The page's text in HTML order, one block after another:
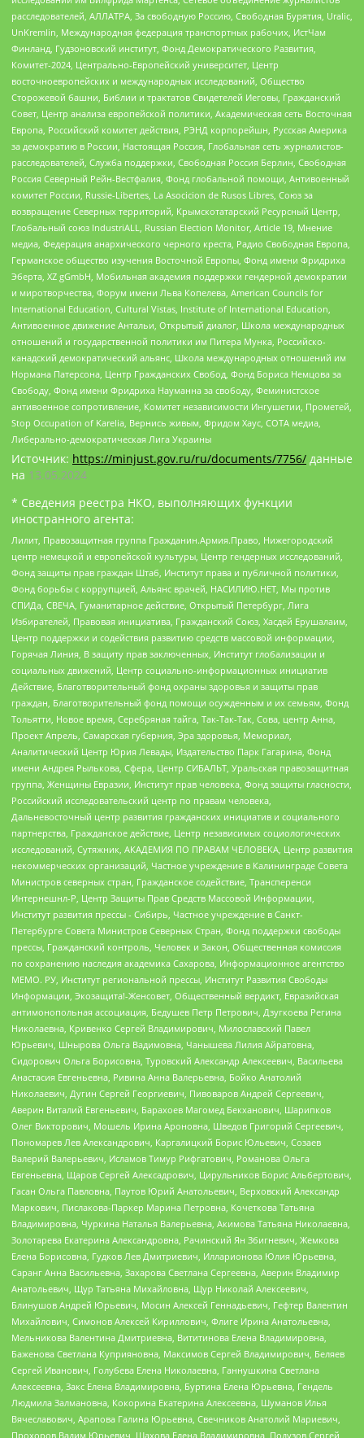
расследователей, АЛЛАТРА, За свободную Россию, Свободная Бурятия, Uralic,
UnKremlin, Международная федерация транспортных рабочих, ИстЧам
Финланд, Гудзоновский институт, Фонд Демократического Развития,
Комитет-2024, Центрально-Европейский университет, Центр
восточноевропейских и международных исследований, Общество
Сторожевой башни, Библии и трактатов Свидетелей Иеговы, Гражданский
Совет, Центр анализа европейской политики, Академическая сеть Восточная
Европа, Российский комитет действия, РЭНД корпорейшн, Русская Америка
за демократию в России, Настоящая Россия, Глобальная сеть журналистов-
расследователей, Служба поддержки, Свободная Россия Берлин, Свободная
Россия Северный Рейн-Вестфалия, Фонд глобальной помощи, Антивоенный
комитет России, Russie-Libertes, La Asocicion de Rusos Libres, Союз за
возвращение Северных территорий, Крымскотатарский Ресурсный Центр,
Глобальный союз IndustriALL, Russian Election Monitor, Article 19, Мнение
медиа, Федерация анархического черного креста, Радио Свободная Европа,
Германское общество изучения Восточной Европы, Фонд имени Фридриха
Эберта, XZ gGmbH, Мобильная академия поддержки гендерной демократии
и миротворчества, Форум имени Льва Копелева, American Councils for
International Education, Cultural Vistas, Institute of International Education,
Антивоенное движение Антальи, Открытый диалог, Школа международных
отношений и государственной политики им Питера Мунка, Российско-
канадский демократический альянс, Школа международных отношений им
Нормана Патерсона, Центр Гражданских Свобод, Фонд Бориса Немцова за
Свободу, Фонд имени Фридриха Науманна за свободу, Феминистское
антивоенное сопротивление, Комитет независимости Ингушетии, Прометей,
Stop Occupation of Karelia, Вернись живым, Фридом Хаус, СОТА медиа,
Либерально-демократическая Лига Украины
Источник: https://minjust.gov.ru/ru/documents/7756/ данные
на 13.05.2024
* Сведения реестра НКО, выполняющих функции
иностранного агента:
Лилит, Правозащитная группа Гражданин.Армия.Право, Нижегородский
центр немецкой и европейской культуры, Центр гендерных исследований,
Фонд защиты прав граждан Штаб, Институт права и публичной политики,
Фонд борьбы с коррупцией, Альянс врачей, НАСИЛИЮ.НЕТ, Мы против
СПИДа, СВЕЧА, Гуманитарное действие, Открытый Петербург, Лига
Избирателей, Правовая инициатива, Гражданский Союз, Хасдей Ерушалаим,
Центр поддержки и содействия развитию средств массовой информации,
Горячая Линия, В защиту прав заключенных, Институт глобализации и
социальных движений, Центр социально-информационных инициатив
Действие, Благотворительный фонд охраны здоровья и защиты прав
граждан, Благотворительный фонд помощи осужденным и их семьям, Фонд
Тольятти, Новое время, Серебряная тайга, Так-Так-Так, Сова, центр Анна,
Проект Апрель, Самарская губерния, Эра здоровья, Мемориал,
Аналитический Центр Юрия Левады, Издательство Парк Гагарина, Фонд
имени Андрея Рылькова, Сфера, Центр СИБАЛЬТ, Уральская правозащитная
группа, Женщины Евразии, Институт прав человека, Фонд защиты гласности,
Российский исследовательский центр по правам человека,
Дальневосточный центр развития гражданских инициатив и социального
партнерства, Гражданское действие, Центр независимых социологических
исследований, Сутяжник, АКАДЕМИЯ ПО ПРАВАМ ЧЕЛОВЕКА, Центр развития
некоммерческих организаций, Частное учреждение в Калининграде Совета
Министров северных стран, Гражданское содействие, Трансперенси
Интернешнл-Р, Центр Защиты Прав Средств Массовой Информации,
Институт развития прессы - Сибирь, Частное учреждение в Санкт-
Петербурге Совета Министров Северных Стран, Фонд поддержки свободы
прессы, Гражданский контроль, Человек и Закон, Общественная комиссия
по сохранению наследия академика Сахарова, Информационное агентство
МЕМО. РУ, Институт региональной прессы, Институт Развития Свободы
Информации, Экозащита!-Женсовет, Общественный вердикт, Евразийская
антимонопольная ассоциация, Бедушев Петр Петрович, Дзугкоева Регина
Николаевна, Кривенко Сергей Владимирович, Милославский Павел
Юрьевич, Шнырова Ольга Вадимовна, Чанышева Лилия Айратовна,
Сидорович Ольга Борисовна, Туровский Александр Алексеевич, Васильева
Анастасия Евгеньевна, Ривина Анна Валерьевна, Бойко Анатолий
Николаевич, Дугин Сергей Георгиевич, Пивоваров Андрей Сергеевич,
Аверин Виталий Евгеньевич, Барахоев Магомед Бекханович, Шарипков
Олег Викторович, Мошель Ирина Ароновна, Шведов Григорий Сергеевич,
Пономарев Лев Александрович, Каргалицкий Борис Юльевич, Созаев
Валерий Валерьевич, Исламов Тимур Рифгатович, Романова Ольга
Евгеньевна, Щаров Сергей Алексадрович, Цирульников Борис Альбертович,
Гасан Ольга Павловна, Паутов Юрий Анатольевич, Верховский Александр
Маркович, Пислакова-Паркер Марина Петровна, Кочеткова Татьяна
Владимировна, Чуркина Наталья Валерьевна, Акимова Татьяна Николаевна,
Золотарева Екатерина Александровна, Рачинский Ян Збигневич, Жемкова
Елена Борисовна, Гудков Лев Дмитриевич, Илларионова Юлия Юрьевна,
Саранг Анна Васильевна, Захарова Светлана Сергеевна, Аверин Владимир
Анатольевич, Щур Татьяна Михайловна, Щур Николай Алексеевич,
Блинушов Андрей Юрьевич, Мосин Алексей Геннадьевич, Гефтер Валентин
Михайлович, Симонов Алексей Кириллович, Флиге Ирина Анатольевна,
Мельникова Валентина Дмитриевна, Вититинова Елена Владимировна,
Баженова Светлана Куприяновна, Максимов Сергей Владимирович, Беляев
Сергей Иванович, Голубева Елена Николаевна, Ганнушкина Светлана
Алексеевна, Закс Елена Владимировна, Буртина Елена Юрьевна, Гендель
Людмила Залмановна, Кокорина Екатерина Алексеевна, Шуманов Илья
Вячеславович, Арапова Галина Юрьевна, Свечников Анатолий Мариевич,
Прохоров Вадим Юрьевич, Шахова Елена Владимировна, Подузов Сергей